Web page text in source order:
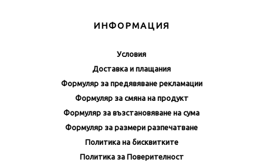
ИНФОРМАЦИЯ
Условия
Доставка и плащания
Формуляр за предявяване рекламации
Формуляр за смяна на продукт
Формуляр за възстановяване на сума
Формуляр за размери разпечатване
Политика на бисквитките
Политика за Поверителност